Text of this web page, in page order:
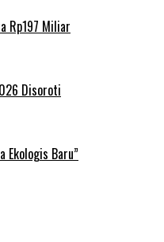
Rp197 Miliar
Disoroti
Ekologis Baru”